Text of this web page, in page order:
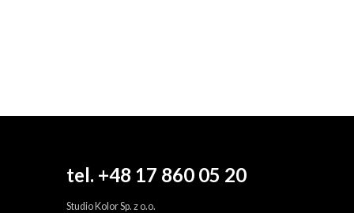
tel. +48 17 860 05 20
Studio Kolor Sp. z o.o.